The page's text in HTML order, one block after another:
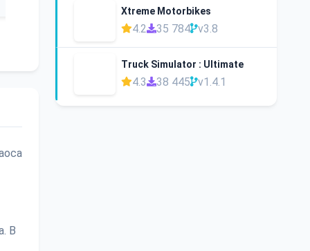
В
Xtreme Motorbikes
4.2 35 784 v3.8
Truck Simulator : Ultimate
4.3 38 445 v1.4.1